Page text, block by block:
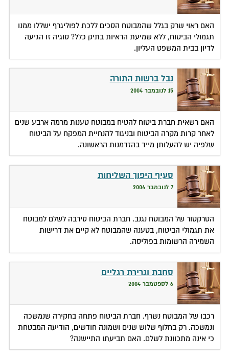
האם ראוי שרק בגלל שהמבוטח הסכים ללכת לפוליגרף ישללו ממנו
תגמולי הביטוח, ללא שמיעת הראיות בתיק כלל? סוגיה זו הגיעה
לדיון בבית המשפט העליון.
נבל ברשות התורה
15 לנובמבר 2004
האם רשאית חברת ביטוח להטיח במבוטח טענות מרמה ארבע שנים
לאחר קרות מקרה הביטוח ובניגוד להנחיית המפקח על הביטוח
שלפיה יש להעלותן מייד בהזדמנות הראשונה.
סעיף היפוך השליחות
7 לנובמבר 2004
הטרקטור של המבוטח נגנב. חברת הביטוח סירבה לשלם למבוטח
את תגמולי הביטוח, בטענה שהמבוטח לא קיים את דרישות
השמירה הרשומות בפוליסה.
סחבת וגרירת רגליים
6 לספטמבר 2004
רכבו של המבוטח נשרף. חברת הביטוח פתחה בחקירה שנמשכה
ונמשכה. רק בחלוף שלוש שנים ושמונה חודשים, הודיעה המבטחת
כי אינה מתכוונת לשלם. האם תביעתו התיישנה?